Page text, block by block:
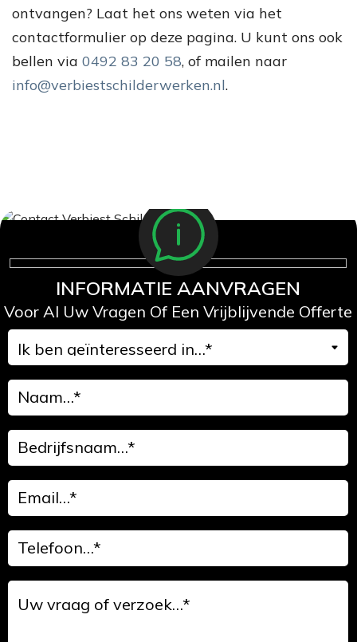
ontvangen? Laat het ons weten via het
contactformulier op deze pagina. U kunt ons ook
bellen via 0492 83 20 58, of mailen naar
info@verbiestschilderwerken.nl.
INFORMATIE AANVRAGEN
Voor Al Uw Vragen Of Een Vrijblijvende Offerte